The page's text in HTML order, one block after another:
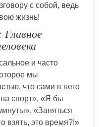
с собой, ведь
жизнь!
и часто
мы
что сами в него
спорт», «Я бы
«Заняться
взять, это время?!»